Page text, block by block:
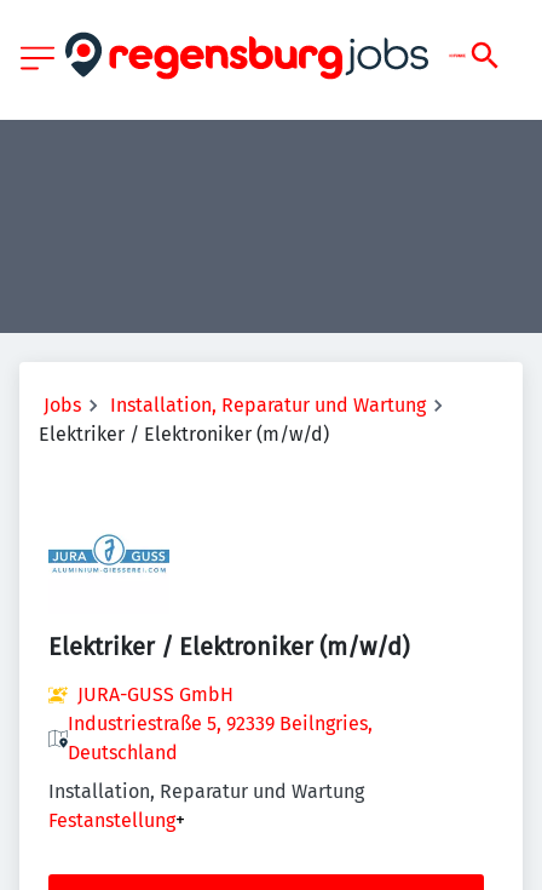
Jobs
Installation, Reparatur und Wartung
Elektriker / Elektroniker (m/w/d)
Elektriker / Elektroniker (m/w/d)
JURA-GUSS GmbH
Industriestraße 5, 92339 Beilngries,
Deutschland
Installation, Reparatur und Wartung
Festanstellung+